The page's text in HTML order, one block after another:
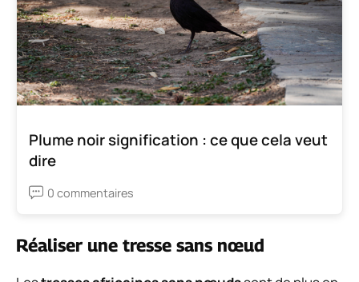
Plume noir signification : ce que cela veut
dire
0 commentaires
Réaliser une tresse sans nœud